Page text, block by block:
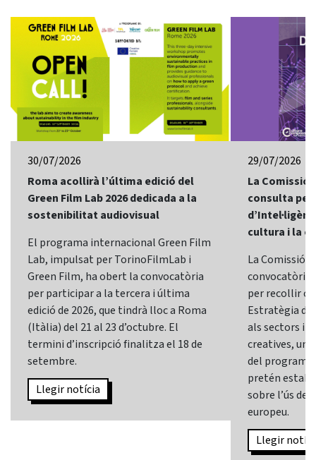
30/07/2026
Roma acollirà l’última edició del
Green Film Lab 2026 dedicada a la
sostenibilitat audiovisual
El programa internacional Green Film
Lab, impulsat per TorinoFilmLab i
Green Film, ha obert la convocatòria
per participar a la tercera i última
edició de 2026, que tindrà lloc a Roma
(Itàlia) del 21 al 23 d’octubre. El
termini d’inscripció finalitza el 18 de
setembre.
Llegir notícia
29/07/2026
La Comissió
consulta
cultura i la
La Comissió
convocatòria
per recollir
Estratègia
als sectors i
creatives,
del programa
pretén
sobre l’ús de
europeu.
Llegir